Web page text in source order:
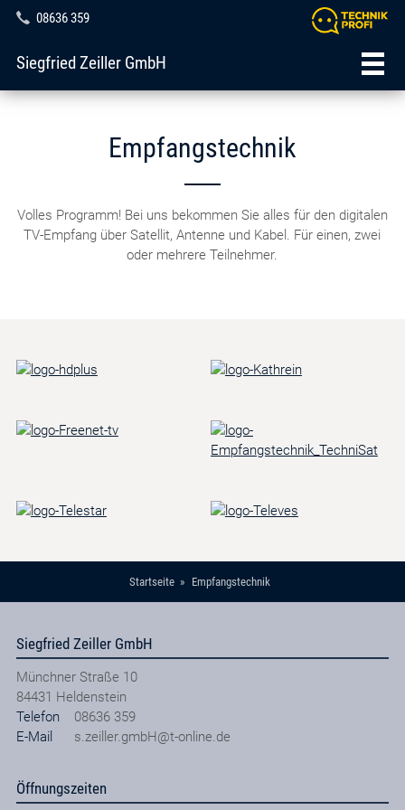
08636 359
Siegfried Zeiller GmbH
Empfangstechnik
Volles Programm! Bei uns bekommen Sie alles für den digitalen
TV-Empfang über Satellit, Antenne und Kabel. Für einen, zwei
oder mehrere Teilnehmer.
Startseite Empfangstechnik
Siegfried Zeiller GmbH
Münchner Straße 10
84431 Heldenstein
Telefon
08636 359
E-Mail
s.zeiller.gmbH@t-online.de
Öffnungszeiten